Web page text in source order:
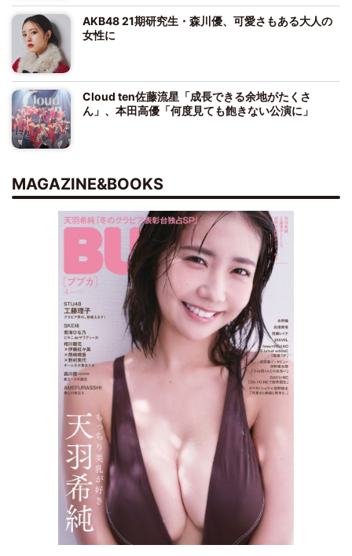
AKB48 21期研究生・森川優、可愛さもある大人の
女性に
Cloud ten佐藤流星「成長できる余地がたくさ
ん」、本田高優「何度見ても飽きない公演に」
MAGAZINE&BOOKS